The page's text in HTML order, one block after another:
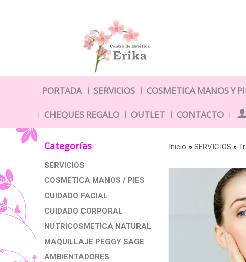
PORTADA SERVICIOS COSMETICA MANOS Y
CHEQUES REGALO OUTLET CONTACTO
Categorías
SERVICIOS
COSMETICA MANOS / PIES
CUIDADO FACIAL
CUIDADO CORPORAL
NUTRICOSMETICA NATURAL
MAQUILLAJE PEGGY SAGE
AMBIENTADORES
Inicio » SERVICIOS »